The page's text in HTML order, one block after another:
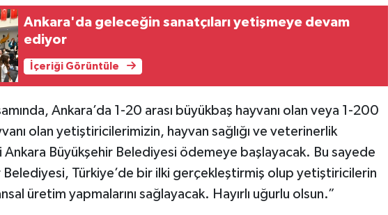
Ankara'da geleceğin sanatçıları yetişmeye devam
ediyor
İçeriği Görüntüle
Ankara’da 1-20 arası büyükbaş hayvanı olan veya 1-200
olan yetiştiricilerimizin, hayvan sağlığı ve veterinerlik
Büyükşehir Belediyesi ödemeye başlayacak. Bu sayede
Belediyesi, Türkiye’de bir ilki gerçekleştirmiş olup yetiştiricilerin
üretim yapmalarını sağlayacak. Hayırlı uğurlu olsun.”